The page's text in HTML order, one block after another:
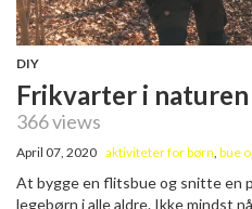
DIY
Frikvarter i naturen
366 views
April 07, 2020 aktiviteter for børn, bue
At bygge en flitsbue og snitte en
legebørn i alle aldre. Ikke mindst